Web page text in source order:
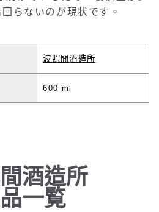
らないのが現状です。
波照間酒造所
600 ml
酒造所
一覧